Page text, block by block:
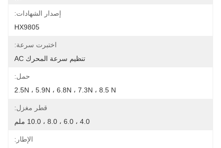
إصدار الشهادات:
HX9805
اختبرت سرعة:
تنظيم سرعة المحرك AC
حمل:
2.5N ، 5.9N ، 6.8N ، 7.3N ، 8.5 N
قطر مغزل:
4.0 ، 6.0 ، 8.0 ، 10.0 ملم
الإطار: